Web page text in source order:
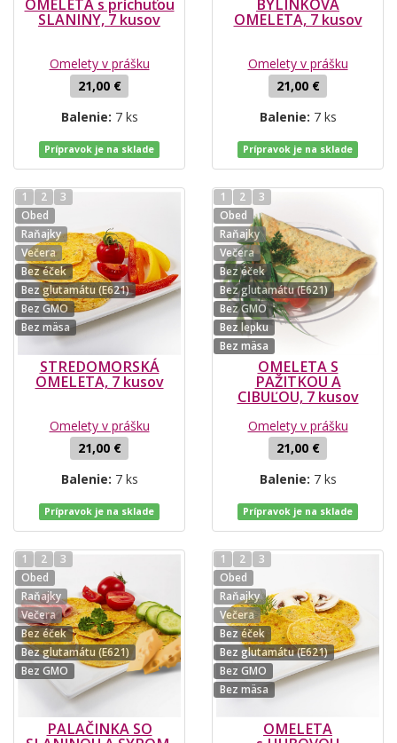
OMELETA s príchuťou
SLANINY, 7 kusov
Omelety v prášku
21,00 €
Balenie: 7 ks
Prípravok je na sklade
BYLINKOVÁ
OMELETA, 7 kusov
Omelety v prášku
21,00 €
Balenie: 7 ks
Prípravok je na sklade
1 2
3
Obed
Raňajky
Večera
Bez éček
Bez glutamátu (E621)
Bez GMO
Bez mäsa
STREDOMORSKÁ
OMELETA, 7 kusov
Omelety v prášku
21,00 €
Balenie: 7 ks
Prípravok je na sklade
1 2
3
Obed
Raňajky
Večera
Bez éček
Bez glutamátu (E621)
Bez GMO
Bez lepku
Bez mäsa
OMELETA S
PAŽITKOU A
CIBUĽOU, 7 kusov
Omelety v prášku
21,00 €
Balenie: 7 ks
Prípravok je na sklade
1 2
3
Obed
Raňajky
Večera
Bez éček
Bez glutamátu (E621)
Bez GMO
PALAČINKA SO
1 2
3
Obed
Raňajky
Večera
Bez éček
Bez glutamátu (E621)
Bez GMO
Bez mäsa
OMELETA